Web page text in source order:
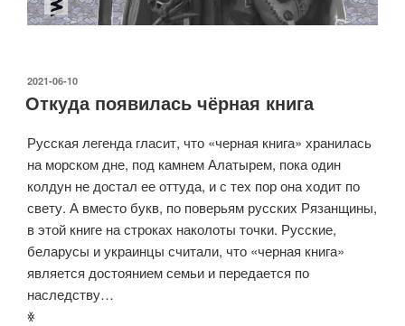
ОПУБЛИКОВАНО
2021-06-10
Откуда появилась чёрная книга
Русская легенда гласит, что «черная книга» хранилась
на морском дне, под камнем Алатырем, пока один
колдун не достал ее оттуда, и с тех пор она ходит по
свету. А вместо букв, по поверьям русских Рязанщины,
в этой книге на строках наколоты точки. Русские,
беларусы и украинцы считали, что «черная книга»
является достоянием семьи и передается по
наследству…
ꏍ